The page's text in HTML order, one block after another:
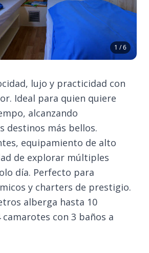
1 / 6
lujo y practicidad con
Ideal para quien quiere
alcanzando
destinos más bellos.
equipamiento de alto
de explorar múltiples
día. Perfecto para
y charters de prestigio.
alberga hasta 10
camarotes con 3 baños a